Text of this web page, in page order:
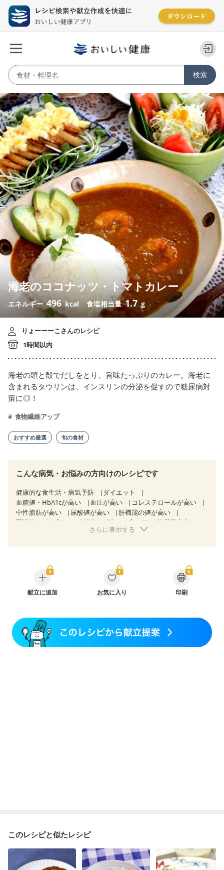
海老のココナッツ・トマトカレー
エネルギー496 kcal 食塩相当量1.7 g
りょーーーこさんのレシピ
1時間以内
海老の頭と殻でだしをとり、旨味たっぷりのカレー。海老に
含まれるタウリンは、インスリンの分泌を促すので糖尿病対
策に◎！
食物繊維アップ
おすすめ厳選 旬の食材
こんな病気・お悩みの方向けのレシピです
健康的な食生活・病気予防
ダイエット
血糖値・HbA1cが高い
血圧が高い
コレステロールが高い
中性脂肪が高い
尿酸値が高い
肝機能の値が高い
腎機能の値が高い
糖尿病（2型） 高血圧
脂質異常症
狭心症 心筋梗塞
糖尿病性腎症（第３期）
CKD（ステージ１）
CKD（ステージ２）
CKD（ステージ３a）
乳がん（抗がん剤治療中）
乳がん（ホルモン療法中）
産後（ミルク）
フレイル（年齢に合わせた体作り）
低栄養予防
貧血対策
ニキビ・肌荒れ
さらに表示する
献立に追加 お気に入り 印刷
このレシピと似たレシピ